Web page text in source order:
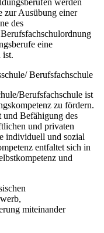
zur Ausübung einer
des
eine
ist.
Berufsfachschule
Berufsfachschule ist
zu fördern.
und Befähigung des
und privaten
individuell und sozial
entfaltet sich in
und
miteinander